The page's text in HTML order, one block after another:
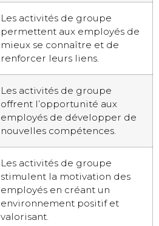
Les activités de groupe
permettent aux employés de
mieux se connaître et de
renforcer leurs liens.
Les activités de groupe
offrent l’opportunité aux
employés de développer de
nouvelles compétences.
Les activités de groupe
stimulent la motivation des
employés en créant un
environnement positif et
valorisant.